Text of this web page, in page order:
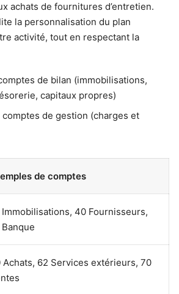
achats de fournitures d’entretien.
la personnalisation du plan
activité, tout en respectant la
de bilan (immobilisations,
capitaux propres)
comptes de gestion (charges et
de comptes
Immobilisations, 40 Fournisseurs,
Banque
Achats, 62 Services extérieurs, 70